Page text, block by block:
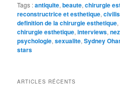
Tags :antiquite,beaute,chirurgie
reconstructrice et esthetique,
definition de la chirurgie esthetique,
chirurgie esthetique,interviews,nez
psychologie,sexualite,Sydney
stars
ARTICLES RÉCENTS